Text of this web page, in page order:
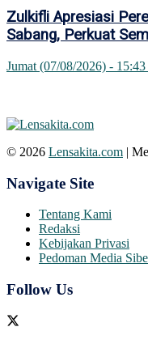
Zulkifli Apresiasi
Sabang, Perkuat
Jumat (07/08/2026) -
© 2026 Lensakita.com |
Navigate Site
Tentang Kami
Redaksi
Kebijakan Privasi
Pedoman Media
Follow Us